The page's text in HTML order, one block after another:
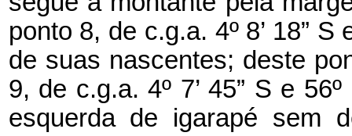
ponto 8, de c.g.a. 4º 8’ 18” S
de suas nascentes; deste
9, de c.g.a. 4º 7’ 45” S e
esquerda de igarapé sem